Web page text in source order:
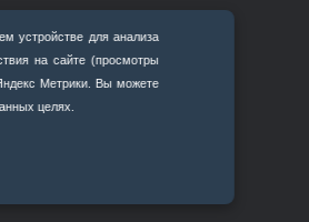
устройстве для анализа
на сайте (просмотры
Метрики. Вы можете
целях.